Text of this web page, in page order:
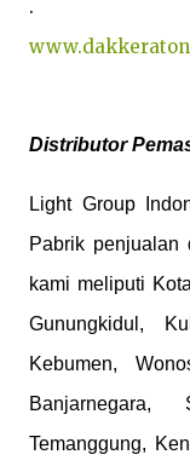
Distributor
Light Group
Pabrik penjualan
kami meliputi
Gunungkidul,
Kebumen,
Banjarnegara,
Temanggung,